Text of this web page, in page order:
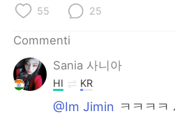
Deutsch
한국어
55 25
Commenti
Sania 사니아
HI KR
@Im Jimin ㅋㅋㅋㅋ